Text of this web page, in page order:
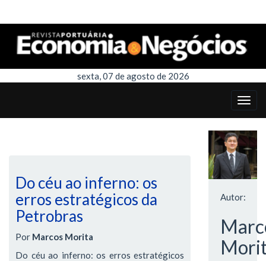
sexta, 07 de agosto de 2026
Do céu ao inferno: os
erros estratégicos da
Petrobras
Por Marcos Morita
Do céu ao inferno: os erros estratégicos
Autor: